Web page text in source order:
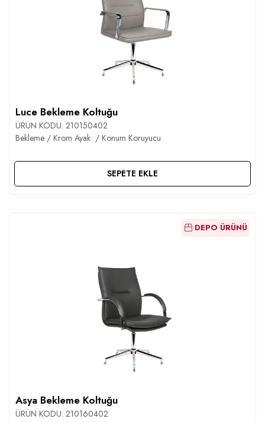
Luce Bekleme Koltuğu
ÜRÜN KODU: 210150402
Bekleme / Krom Ayak / Konum Koruyucu
SEPETE EKLE
DEPO ÜRÜNÜ
Asya Bekleme Koltuğu
ÜRÜN KODU: 210160402